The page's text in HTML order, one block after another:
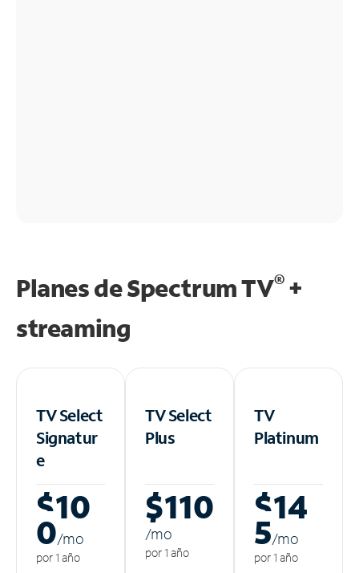
Planes de Spectrum TV®+
streaming
TV Select
Signatur
e
$10
0/mo
por 1 año
TV Select
Plus
$110
/mo
por 1 año
TV
Platinum
$14
5/mo
por 1 año